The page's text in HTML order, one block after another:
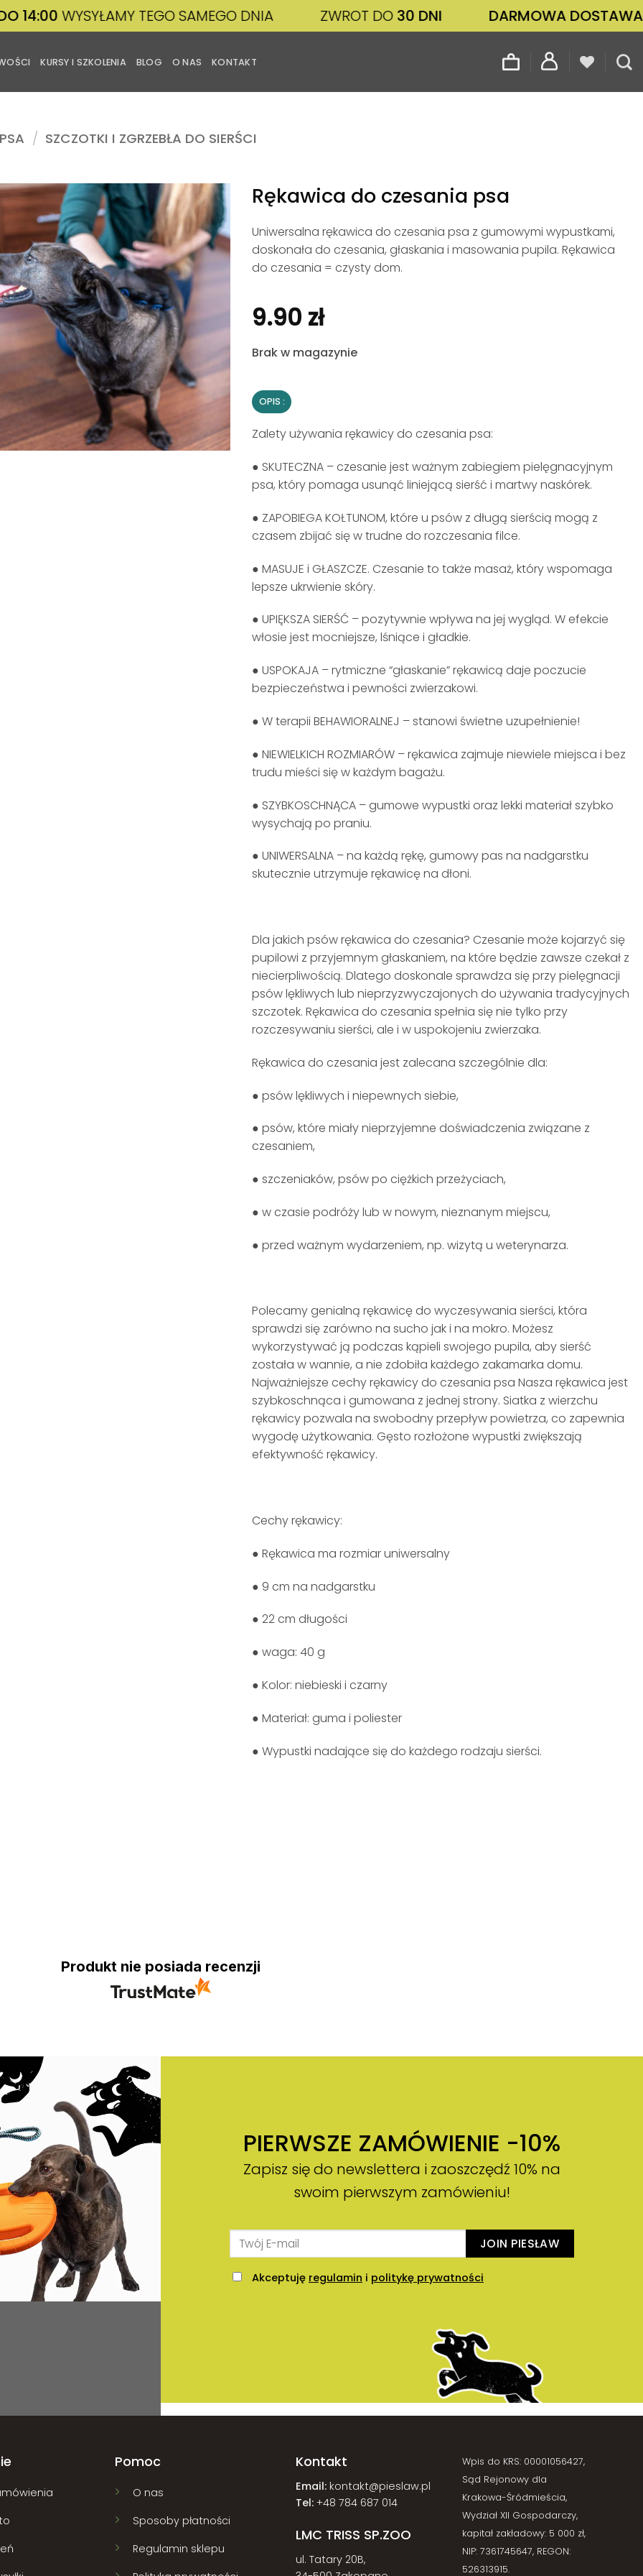
WYSYŁAMY TEGO SAMEGO DNIA ZWROT DO30 DNI DARMOWA DOSTAWAOD
KURSY I SZKOLENIA BLOG O NAS KONTAKT
/ SZCZOTKI I ZGRZEBŁA DO SIERŚCI
Dodaj
do
listy
życzeń
Rękawica do czesania psa
Uniwersalna rękawica do czesania psa z gumowymi wypustkami,
doskonała do czesania, głaskania i masowania pupila. Rękawica
do czesania = czysty dom.
9.90 zł
Brak w magazynie
OPIS
Zalety używania rękawicy do czesania psa:
● SKUTECZNA – czesanie jest ważnym zabiegiem pielęgnacyjnym
psa, który pomaga usunąć liniejącą sierść i martwy naskórek.
● ZAPOBIEGA KOŁTUNOM, które u psów z długą sierścią mogą z
czasem zbijać się w trudne do rozczesania filce.
● MASUJE i GŁASZCZE. Czesanie to także masaż, który wspomaga
lepsze ukrwienie skóry.
● UPIĘKSZA SIERŚĆ – pozytywnie wpływa na jej wygląd. W efekcie
włosie jest mocniejsze, lśniące i gładkie.
● USPOKAJA – rytmiczne “głaskanie” rękawicą daje poczucie
bezpieczeństwa i pewności zwierzakowi.
● W terapii BEHAWIORALNEJ – stanowi świetne uzupełnienie!
● NIEWIELKICH ROZMIARÓW – rękawica zajmuje niewiele miejsca i bez
trudu mieści się w każdym bagażu.
● SZYBKOSCHNĄCA – gumowe wypustki oraz lekki materiał szybko
wysychają po praniu.
● UNIWERSALNA – na każdą rękę, gumowy pas na nadgarstku
skutecznie utrzymuje rękawicę na dłoni.
Dla jakich psów rękawica do czesania? Czesanie może kojarzyć się
pupilowi z przyjemnym głaskaniem, na które będzie zawsze czekał z
niecierpliwością. Dlatego doskonale sprawdza się przy pielęgnacji
psów lękliwych lub nieprzyzwyczajonych do używania tradycyjnych
szczotek. Rękawica do czesania spełnia się nie tylko przy
rozczesywaniu sierści, ale i w uspokojeniu zwierzaka.
Rękawica do czesania jest zalecana szczególnie dla:
● psów lękliwych i niepewnych siebie,
● psów, które miały nieprzyjemne doświadczenia związane z
czesaniem,
● szczeniaków, psów po ciężkich przeżyciach,
● w czasie podróży lub w nowym, nieznanym miejscu,
● przed ważnym wydarzeniem, np. wizytą u weterynarza.
Polecamy genialną rękawicę do wyczesywania sierści, która
sprawdzi się zarówno na sucho jak i na mokro. Możesz
wykorzystywać ją podczas kąpieli swojego pupila, aby sierść
została w wannie, a nie zdobiła każdego zakamarka domu.
Najważniejsze cechy rękawicy do czesania psa Nasza rękawica jest
szybkoschnąca i gumowana z jednej strony. Siatka z wierzchu
rękawicy pozwala na swobodny przepływ powietrza, co zapewnia
wygodę użytkowania. Gęsto rozłożone wypustki zwiększają
efektywność rękawicy.
Cechy rękawicy:
● Rękawica ma rozmiar uniwersalny
● 9 cm na nadgarstku
● 22 cm długości
● waga: 40 g
● Kolor: niebieski i czarny
● Materiał: guma i poliester
● Wypustki nadające się do każdego rodzaju sierści.
Produkt nie posiada recenzji
PIERWSZE ZAMÓWIENIE -10%
Zapisz się do newslettera i zaoszczędź 10% na
swoim pierwszym zamówieniu!
JOIN PIESŁAW
Akceptuję regulamin i politykę prywatności
Pomoc
O nas
Sposoby płatności
Regulamin sklepu
Kontakt
Email: kontakt@pieslaw.pl
Tel: +48 784 687 014
LMC TRISS SP.ZOO
ul. Tatary 20B,
Wpis do KRS: 00001056427,
Sąd Rejonowy dla
Krakowa-Śródmieścia,
Wydział XII Gospodarczy,
kapitał zakładowy: 5 000 zł,
NIP: 7361745647, REGON:
526313915.